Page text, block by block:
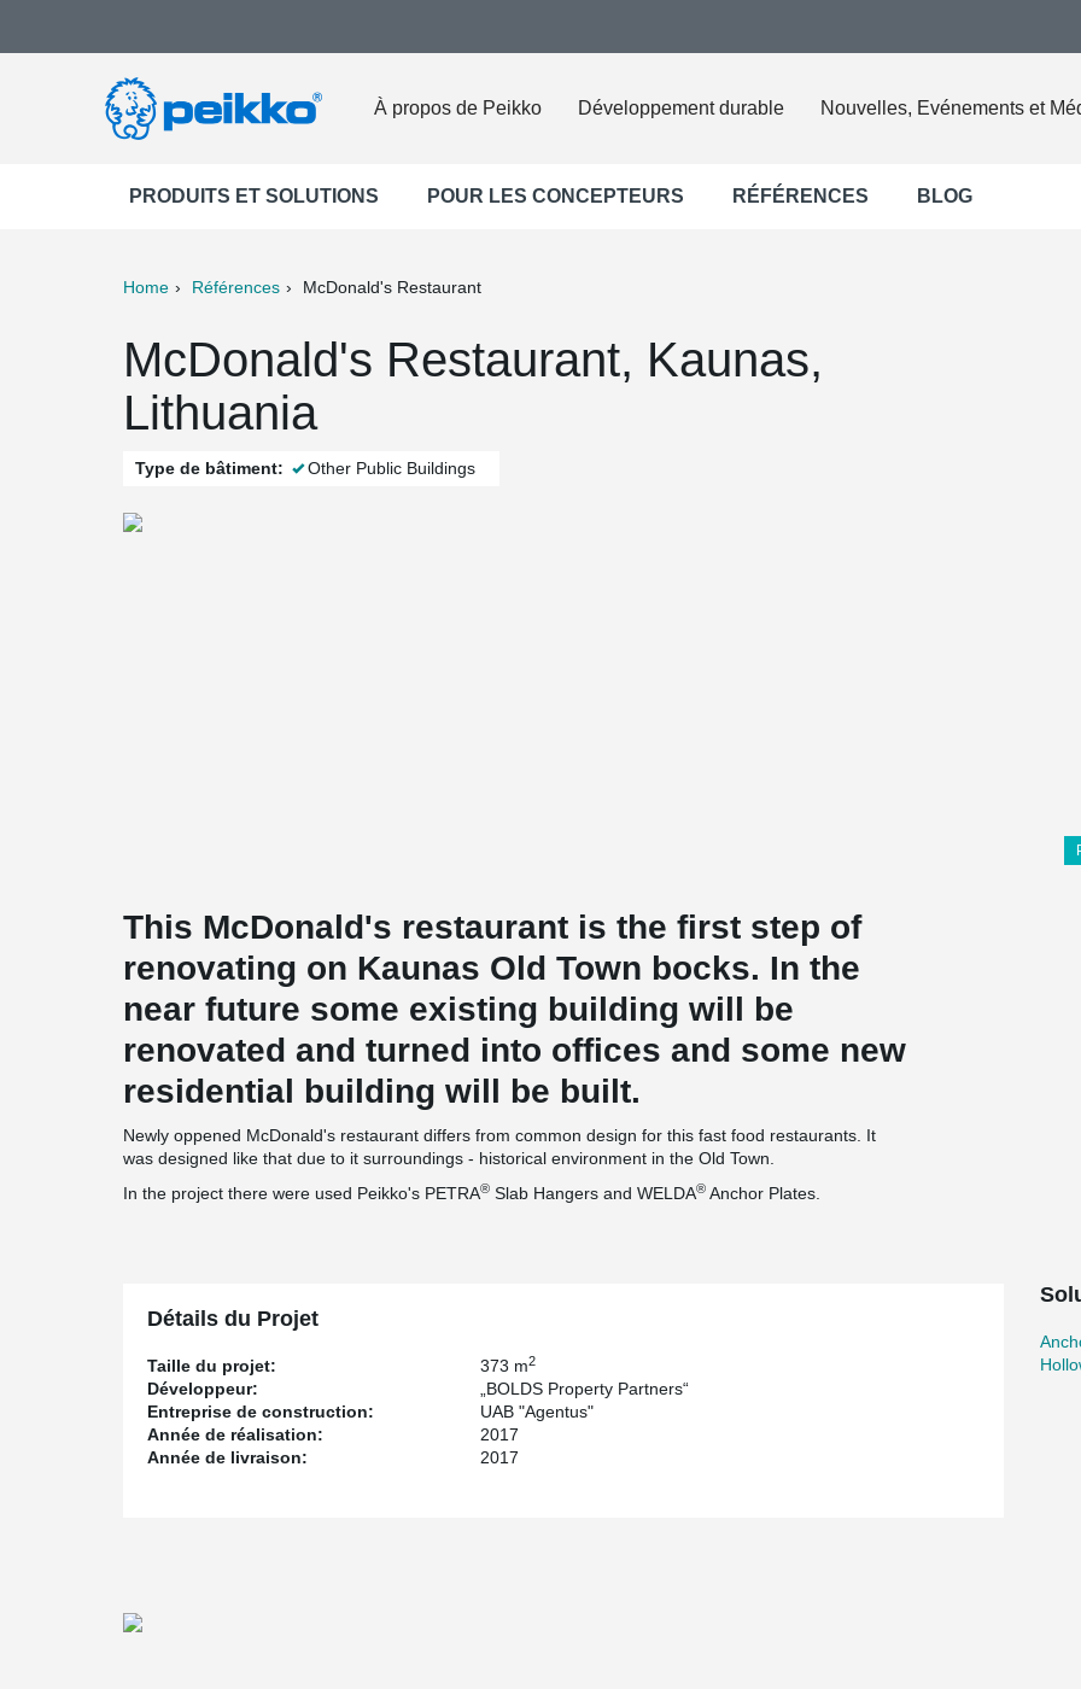
À propos de Peikko Développement durable Nouvelles, Evénements et
PRODUITS ET SOLUTIONS POUR LES CONCEPTEURS RÉFÉRENCES BLOG
Home Références McDonald's Restaurant
McDonald's Restaurant, Kaunas,
Lithuania
Type de bâtiment: Other Public Buildings
This McDonald's restaurant is the first step of
renovating on Kaunas Old Town bocks. In the
near future some existing building will be
renovated and turned into offices and some new
residential building will be built.
Newly oppened McDonald's restaurant differs from common design for this fast food restaurants. It
was designed like that due to it surroundings - historical environment in the Old Town.
In the project there were used Peikko's PETRA® Slab Hangers and WELDA® Anchor Plates.
Détails du Projet
Taille du projet: 373 m2
Développeur:
„BOLDS Property Partners“
Entreprise de construction:
UAB "Agentus"
Année de réalisation:
2017
Année de livraison:
2017